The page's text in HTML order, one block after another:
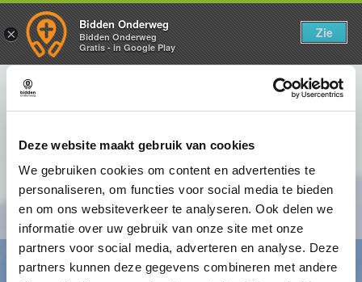
Deze website maakt gebruik van cookies
We gebruiken cookies om content en advertenties te
personaliseren, om functies voor social media te bieden
en om ons websiteverkeer te analyseren. Ook delen we
informatie over uw gebruik van onze site met onze
partners voor social media, adverteren en analyse. Deze
partners kunnen deze gegevens combineren met andere
3.2 Om te luisteren is ascese nodig
Luisteren vergt inspanning. Vooral de inspanning om jezelf
voor even opzij te zetten, jezelf te offeren zodat de ander
centraal kan staan.
×
Bidden Onderweg
Bidden Onderweg
Gratis - in Google Play
Zie